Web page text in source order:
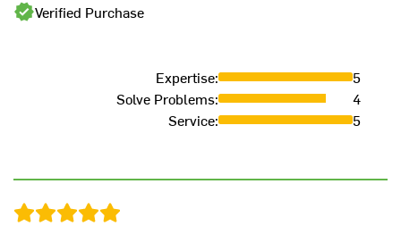
Verified Purchase
Expertise:
5
Solve Problems:
4
Service: 5